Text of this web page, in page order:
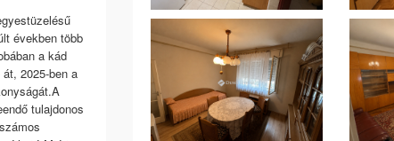
években több
a kád
2025-ben a
tulajdonos